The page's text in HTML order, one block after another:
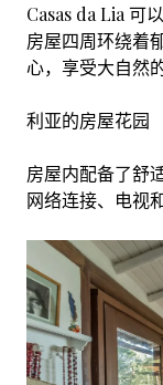
Casas da Lia 可
房屋四周环绕着
心，享受大自然
利亚的房屋花园
房屋内配备了舒
网络连接、电视